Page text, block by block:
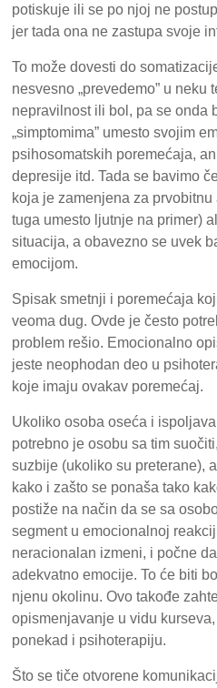
potiskuje ili se po njoj ne
jer tada ona ne zastupa svoje
To može dovesti do
nesvesno „prevedemo” u neku
nepravilnost ili bol, pa se onda
„simptomima” umesto svojim
psihosomatskih poremećaja,
depresije itd. Tada se bavimo
koja je zamenjena za
tuga umesto ljutnje na primer)
situacija, a obavezno se uvek
emocijom.
Spisak smetnji i poremećaja
veoma dug. Ovde je često
problem rešio. Emocionalno
jeste neophodan deo u
koje imaju ovakav poremećaj.
Ukoliko osoba oseća i
potrebno je osobu sa tim
suzbije (ukoliko su preterane),
kako i zašto se ponaša tako
postiže na način da se sa
segment u emocionalnoj
neracionalan izmeni, i počne
adekvatno emocije. To će biti
njenu okolinu. Ovo takođe
opismenjavanje u vidu
ponekad i psihoterapiju.
Što se tiče otvorene